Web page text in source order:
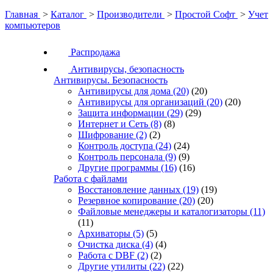
Главная > Каталог > Производители > Простой Софт > Учет
компьютеров
Распродажа
Антивирусы, безопасность
Антивирусы. Безопасность
Антивирусы для дома (20) (20)
Антивирусы для организаций (20) (20)
Защита информации (29) (29)
Интернет и Сеть (8) (8)
Шифрование (2) (2)
Контроль доступа (24) (24)
Контроль персонала (9) (9)
Другие программы (16) (16)
Работа с файлами
Восстановление данных (19) (19)
Резервное копирование (20) (20)
Файловые менеджеры и каталогизаторы (11)
(11)
Архиваторы (5) (5)
Очистка диска (4) (4)
Работа с DBF (2) (2)
Другие утилиты (22) (22)